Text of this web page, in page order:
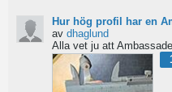
Hur hög profil har en
av dhaglund